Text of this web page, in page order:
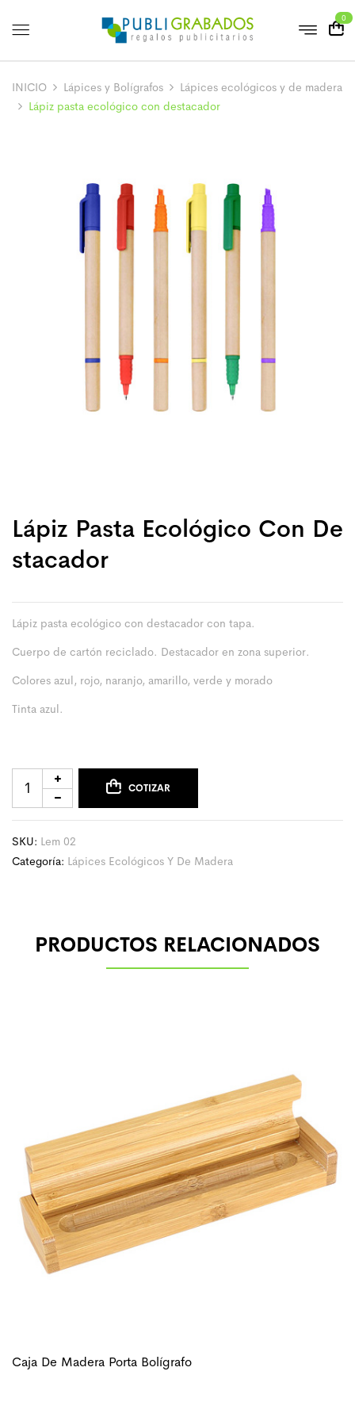
0
INICIO Lápices y Bolígrafos
Lápices ecológicos y de madera
Lápiz pasta ecológico con destacador
Lápiz Pasta Ecológico Con De
Stacador
Lápiz pasta ecológico con destacador con tapa.
Cuerpo de cartón reciclado. Destacador en zona superior.
Colores azul, rojo, naranjo, amarillo, verde y morado
Tinta azul.
COTIZAR
SKU: Lem 02
Categoría: Lápices Ecológicos Y De Madera
PRODUCTOS RELACIONADOS
Caja De Madera Porta Bolígrafo